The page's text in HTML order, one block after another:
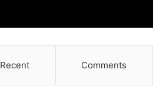
Recent Comments